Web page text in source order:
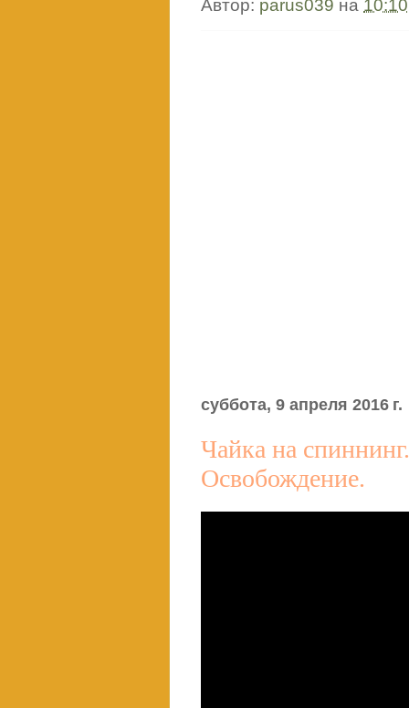
Автор: parus039 на 10:10
суббота, 9 апреля 2016 г.
Чайка на
Освобождение.